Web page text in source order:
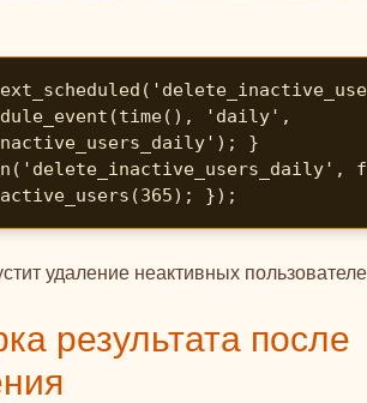
'daily',
}
});
удаление неактивных
результата после